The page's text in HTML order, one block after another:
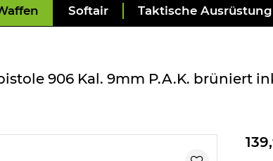
Softair Taktische Ausrüstung
906 Kal. 9mm P.A.K. brüniert